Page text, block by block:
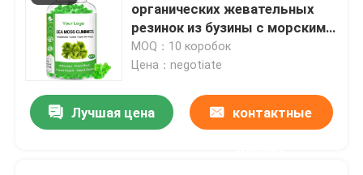
органических жевательных
резинок из бузины с морским
мхом оптом OEM
MOQ：10 коробок
Цена：negotiate
Лучшая цена контактные